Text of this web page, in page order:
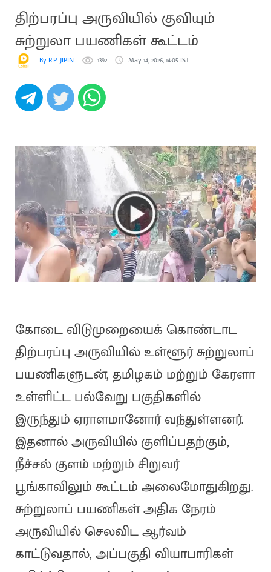
திற்பரப்பு அருவியில் குவியும்
சுற்றுலா பயணிகள் கூட்டம்
By R.P. JIPIN 1392 May 14, 2026, 14:05 IST
கோடை விடுமுறையைக் கொண்டாட
திற்பரப்பு அருவியில் உள்ளூர் சுற்றுலாப்
பயணிகளுடன், தமிழகம் மற்றும் கேரளா
உள்ளிட்ட பல்வேறு பகுதிகளில்
இருந்தும் ஏராளமானோர் வந்துள்ளனர்.
இதனால் அருவியில் குளிப்பதற்கும்,
நீச்சல் குளம் மற்றும் சிறுவர்
பூங்காவிலும் கூட்டம் அலைமோதுகிறது.
சுற்றுலாப் பயணிகள் அதிக நேரம்
அருவியில் செலவிட ஆர்வம்
காட்டுவதால், அப்பகுதி வியாபாரிகள்